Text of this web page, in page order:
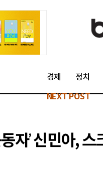
경제 정치
NEXT POST
동자’ 신민아,